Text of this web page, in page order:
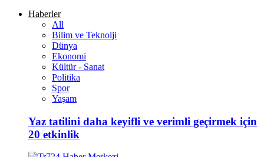
Haberler
All
Bilim ve Teknolji
Dünya
Ekonomi
Kültür - Sanat
Politika
Spor
Yaşam
Yaz tatilini daha keyifli ve verimli geçirmek için
20 etkinlik